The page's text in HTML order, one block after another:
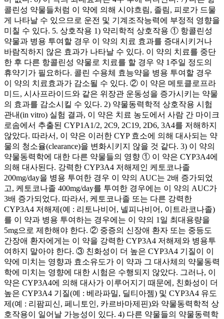
콜린성 약물들처럼 이 약에 의해 시야흐림, 졸림, 피로가 드물
게 나타날 수 있으므로 운전 및 기계조작능력에 부정적 영향을
미칠 수 있다. 5. 상호작용 1) 약리학적 상호작용 ① 항콜린성
약물과 병용 투여할 경우 이 약의 치료 효과를 증대시키거나
바람직하지 않은 효과가 나타날 수 있다. 이 약의 치료를 중단
한 후 다른 항콜린성 약물로 치료를 할 경우 약 1주일 정도의
휴약기가 필요하다. 콜린 수용체 효능약을 병용 투여할 경우
이 약의 치료효과가 감소될 수 있다. ② 이 약은 메토클로프라
미드, 시사프라이드와 같은 위장관 운동성을 증가시키는 약물
의 효과를 감소시킬 수 있다. 2) 약물동력학적 상호작용 시험
관내(in vitro) 실험 결과, 이 약은 치료 농도에서 사람 간 마이크
로솜에서 추출된 CYP1A1/2, 2C9, 2C19, 2D6, 3A4를 저해하지
않았다. 따라서, 이 약은 이러한 CYP 효소에 의해 대사되는 약
물의 청소율(clearance)을 변화시키지 않을 것 같다. 3) 이 약의
약물동력학에 대한 다른 약물들의 영향 ① 이 약은 CYP3A4에
의해 대사된다. 강력한 CYP3A4 저해제인 케토코나졸
200mg/day을 병용 투여한 경우 이 약의 AUC는 2배 증가되었
고, 케토코나졸 400mg/day를 투여한 경우에는 이 약의 AUC가
3배 증가되었다. 따라서, 케토코나졸 또는 다른 강력한
CYP3A4 저해제(예 : 리토나비어, 넬피나비어, 이트라코나졸)
를 이 약과 병용 투여하는 경우에는 이 약의 1일 최대용량을
5mg으로 제한해야 한다. ② 중증의 신장애 환자 또는 중등도
간장애 환자에게는 이 약을 강력한 CYP3A4 저해제와 병용투
여하지 말아야 한다. ③ 친화성이 더 높은 CYP3A4 기질이 이
약에 미치는 영향과 효소유도가 이 약과 그 대사체의 약물동력
학에 미치는 영향에 대한 시험은 수행되지 않았다. 그러나, 이
약은 CYP3A4에 의해 대사가 이루어지기 때문에, 친화성이 더
높은 CYP3A4 기질(예 : 베라파밀, 딜티아젬) 및 CYP3A4 유도
제(예 : 리팜피신, 페니토인, 카르바마제핀)와 약물동력학적 상
호작용이 일어날 가능성이 있다. 4) 다른 약물들의 약물동력학